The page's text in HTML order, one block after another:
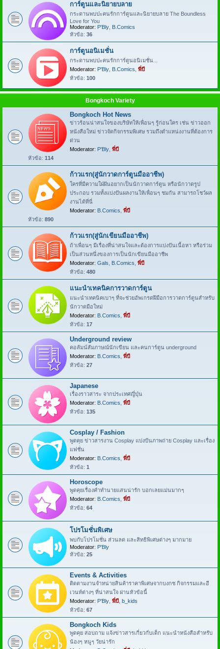
การ์ตูนและนิยายบลาย
กระดานพบปะคนรักการ์ตูนและนิยายบลาย The Boundless
Love for You
Moderator: P'Bly B.Comics
หัวข้อ: 36
การ์ตูนอนิเมชั่น
กระดานพบปะคนรักการ์ตูนอนิเมชั่น...
Moderator: P'Bly B.Comics พี่บี
หัวข้อ: 100
Bongkoch Variety
Bongkoch Hot News
ข่าวร้อนน่าสนใจของบริษัทให้เพื่อนๆ รู้ก่อนใคร เช่น ข่าวออก
หนังสือใหม่ ข่าวจัดกิจกรรมพิเศษ รวมถึงตำแหน่งงานที่ต้องการ
ด่วน
Moderator: P'Bly พี่บี
หัวข้อ: 114
ก้าวแรก(สู่นักวาดการ์ตูนมืออาชีพ)
ใครที่มีความใฝ่ฝันอยากเป็นนักวาดการ์ตูน หรือนักวาดรูป
ประกอบ รวมทั้งแบ่งปันผลงานให้เพื่อนๆ ชมกัน สามารถโชว์ผล
งานได้ที่นี่
Moderator: B.Comics พี่บี
หัวข้อ: 890
ก้าวแรก(สู่นักเขียนมืออาชีพ)
ถ้าเพื่อนๆ มีเรื่องที่น่าสนใจและต้องการแบ่งปันเนื้อหา หรือร่วม
เป็นส่วนหนึ่งของการเป็นนักเขียนมืออาชีพ
Moderator: Gals B.Comics พี่บี
หัวข้อ: 480
แนะนำเทคนิคการวาดการ์ตูน
แนะนำเทคนิคเบาๆ ที่จะช่วยอัพเกรดฝีมือการวาดการ์ตูนสำหรับ
นักวาดมือใหม่
Moderator: B.Comics พี่บี
หัวข้อ: 17
Underground review
คอลัมน์สัมภาษณ์นักเขียน และคนการ์ตูน underground
Moderator: B.Comics พี่บี
หัวข้อ: 27
Japanese
เรื่องราวสาระ จากประเทศญี่ปุ่น
Moderator: B.Comics พี่บี
หัวข้อ: 135
Cosplay / Fashion
พูดคุย ข่าวสารงาน Cosplay แบ่งปันภาพถ่าย Cosplay และเรื่อง
แฟชั่น
Moderator: B.Comics พี่บี
หัวข้อ: 1
Horoscope
พูดคุยเรื่องคำทำนายแสนน่ารัก บอกเลยแม่นมากๆ
Moderator: B.Comics พี่บี
หัวข้อ: 64
โปรโมชั่นพิเศษ
พบกับโปรโมชั่น ส่วนลด และสิทธิพิเศษต่างๆ มากมาย
Moderator: P'Bly
หัวข้อ: 25
Events & Activities
ติดตามงานจำหน่ายสินค้าราคาพิเศษจากบงกช กิจกรรมและอี
เวนท์ต่างๆ ที่น่าสนใจ ผ่านหัวข้อนี้
Moderator: P'Bly พี่บี b_kids
หัวข้อ: 67
Bongkoch Kids
พูดคุย สอบถาม แจ้งข่าวสารเกี่ยวกับเด็ก แนะนำหนังสือสำหรับ
น้องๆ หนูๆ วัยน่ารัก